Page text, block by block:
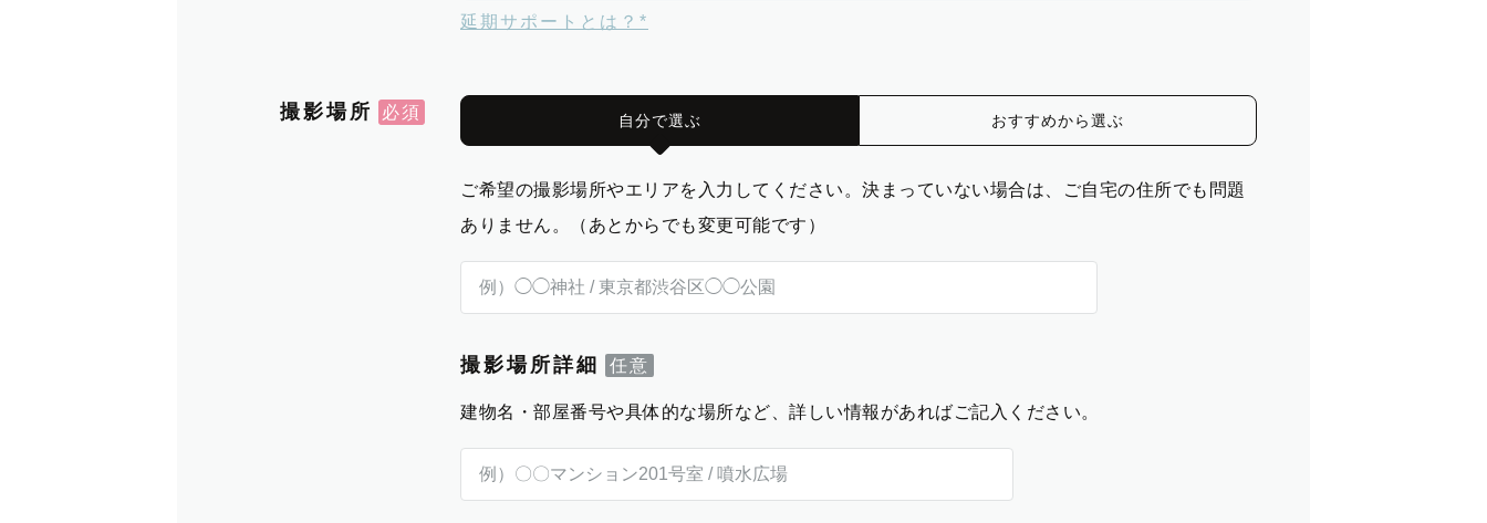
延期サポートとは？*
撮影場所 自分で選ぶ おすすめから選ぶ
ご希望の撮影場所やエリアを入力してください。決まっていない場合は、ご自宅の住所でも問題
ありません。（あとからでも変更可能です）
撮影場所詳細
建物名・部屋番号や具体的な場所など、詳しい情報があればご記入ください。